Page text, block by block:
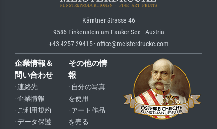
Kärntner Strasse 46
9586 Finkenstein am Faaker See · Austria
+43 4257 29415 · office@meisterdrucke.com
企業情報＆
問い合わせ
· 連絡先
· 企業情報
· ご利用規約
· データ保護
その他の情
報
· 自分の写真
を使用
· アート作品
を売る